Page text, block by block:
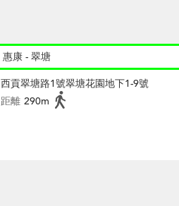
惠康 - 翠塘
西貢翠塘路1號翠塘花園地下1-9號
距離 290m